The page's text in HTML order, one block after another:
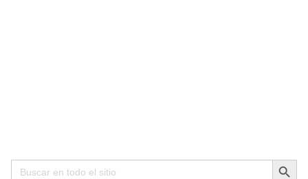
Search
for:
Search Button